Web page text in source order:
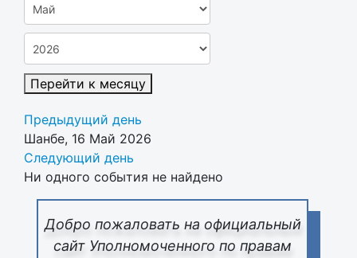
Добро пожаловать на официальный
сайт Уполномоченного по правам
Перейти к месяцу
Предыдущий день
Шанбе, 16 Май 2026
Следующий день
Ни одного события не найдено